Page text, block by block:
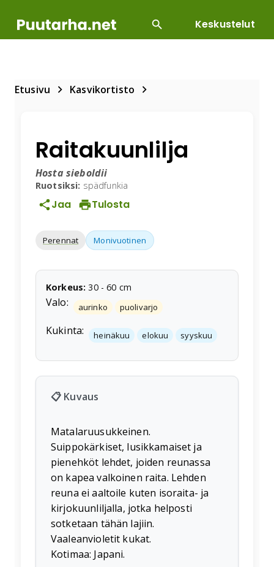
Keskustelut
Etusivu Kasvikortisto
Raitakuunlilja
Hosta sieboldii
Ruotsiksi: spädfunkia
Jaa Tulosta
Perennat Monivuotinen
Korkeus: 30-60 cm
Valo: aurinko puolivarjo
Kukinta: heinäkuu elokuu syyskuu
📋 Kuvaus
Matalaruusukkeinen.
Suippokärkiset, lusikkamaiset ja
pienehköt lehdet, joiden reunassa
on kapea valkoinen raita. Lehden
reuna ei aaltoile kuten isoraita- ja
kirjokuunliljalla, jotka helposti
sotketaan tähän lajiin.
Vaaleanvioletit kukat.
Kotimaa: Japani.